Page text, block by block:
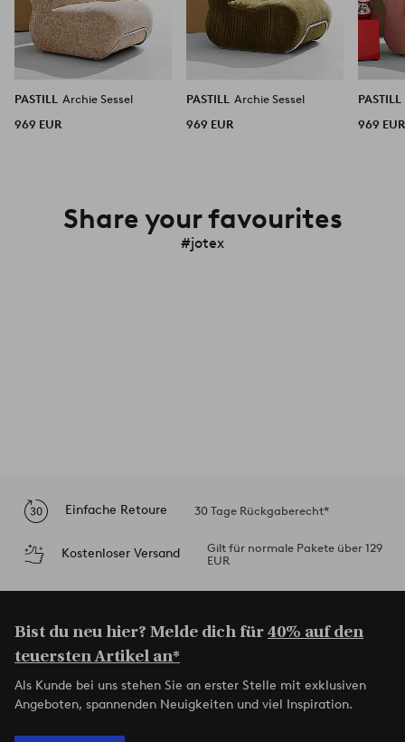
PASTILL Archie Sessel
969 EUR
PASTILL
Archie Sessel
969 EUR
PASTILL
969 EUR
Share your favourites
#jotex
Einfache Retoure 30 Tage Rückgaberecht*
Kostenloser Versand
Gilt für normale Pakete über 129
EUR
Bist du neu hier? Melde dich für40% auf den
teuersten Artikel an*
Als Kunde bei uns stehen Sie an erster Stelle mit exklusiven
Angeboten, spannenden Neuigkeiten und viel Inspiration.